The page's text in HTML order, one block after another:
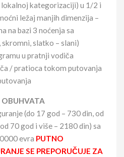
kategorizaciji) u 1/2 i
ležaj manjih dimenzija –
na bazi 3 noćenja sa
slatko – slani)
u pratnji vodiča
/ pratioca tokom putovanja
OBUHVATA
(do 17 god – 730 din, od
70 god i više – 2180 din) sa
evra PUTNO
SE PREPORUČUJE ZA